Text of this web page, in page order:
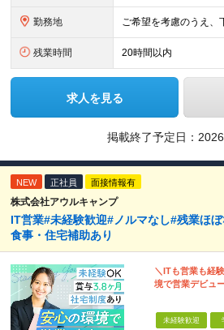
勤務地
残業時間 20時間以内
求人を見る
掲載終了予定日：
NEW 正社員 面接情報有
株式会社アウルキャンプ
IT営業#未経験歓迎#ノルマなし#残業ほ
食事・住宅補助あり
＼ITも営業も経
境で営業デビュ
未経験歓迎